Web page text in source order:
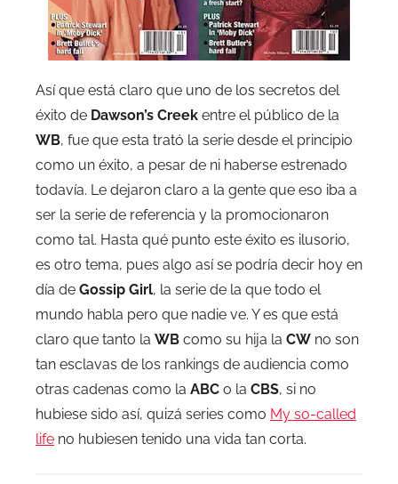
Así que está claro que uno de los secretos del
éxito de Dawson’s Creek entre el público de la
WB, fue que esta trató la serie desde el principio
como un éxito, a pesar de ni haberse estrenado
todavía. Le dejaron claro a la gente que eso iba a
ser la serie de referencia y la promocionaron
como tal. Hasta qué punto este éxito es ilusorio,
es otro tema, pues algo así se podría decir hoy en
día de Gossip Girl, la serie de la que todo el
mundo habla pero que nadie ve. Y es que está
claro que tanto la WB como su hija la CW no son
tan esclavas de los rankings de audiencia como
otras cadenas como la ABC o la CBS, si no
hubiese sido así, quizá series como My so-called
life no hubiesen tenido una vida tan corta.